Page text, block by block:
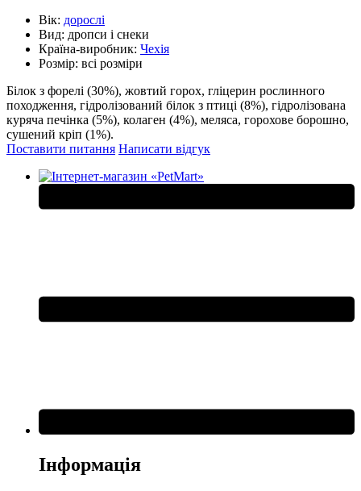
Вік: дорослі
Вид: дропси і снеки
Країна-виробник: Чехія
Розмір: всі розміри
Білок з форелі (30%), жовтий горох, гліцерин рослинного
походження, гідролізований білок з птиці (8%), гідролізована
куряча печінка (5%), колаген (4%), меляса, горохове борошно,
сушений кріп (1%).
Поставити питання Написати відгук
Інформація